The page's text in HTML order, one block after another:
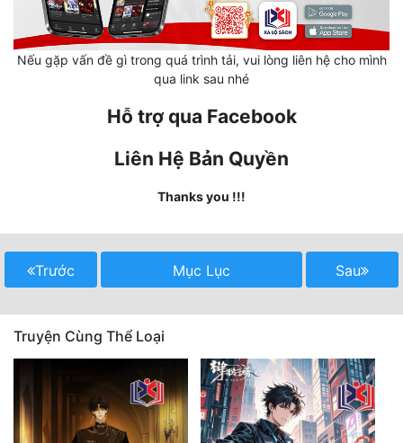
Mỹ Thực
Ngôn Tình
Phương Tây
Phản Phái
Quân Sự
Sắc
Nếu gặp vấn đề gì trong quá trình tải, vui lòng liên hệ cho mình
qua link sau nhé
Hỗ trợ qua Facebook
Liên Hệ Bản Quyền
Thanks you !!!
Trước Mục Lục Sau
Truyện Cùng Thể Loại